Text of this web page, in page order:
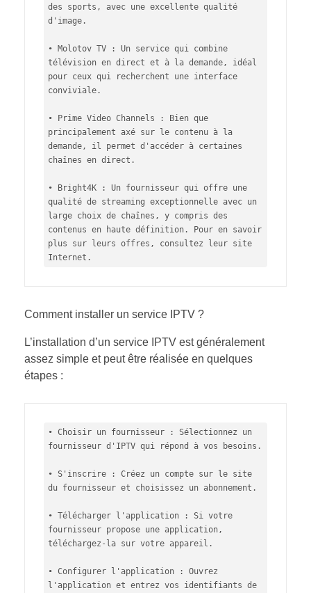
des sports, avec une excellente qualité
d'image.
• Molotov TV : Un service qui combine
télévision en direct et à la demande, idéal
pour ceux qui recherchent une interface
conviviale.
• Prime Video Channels : Bien que
principalement axé sur le contenu à la
demande, il permet d'accéder à certaines
chaînes en direct.
• Bright4K : Un fournisseur qui offre une
qualité de streaming exceptionnelle avec un
large choix de chaînes, y compris des
contenus en haute définition. Pour en savoir
plus sur leurs offres, consultez leur site
Internet.
Comment installer un service IPTV ?
L’installation d’un service IPTV est généralement
assez simple et peut être réalisée en quelques
étapes :
• Choisir un fournisseur : Sélectionnez un
fournisseur d'IPTV qui répond à vos besoins.
• S'inscrire : Créez un compte sur le site
du fournisseur et choisissez un abonnement.
• Télécharger l'application : Si votre
fournisseur propose une application,
téléchargez-la sur votre appareil.
• Configurer l'application : Ouvrez
l'application et entrez vos identifiants de